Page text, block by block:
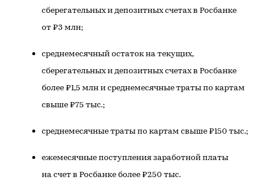
сберегательных и депозитных счетах в Росбанке
от ₽3 млн;
среднемесячный остаток на текущих,
сберегательных и депозитных счетах в Росбанке
более ₽1,5 млн и среднемесячные траты по картам
свыше ₽75 тыс.;
среднемесячные траты по картам свыше ₽150 тыс.;
ежемесячные поступления заработной платы
на счет в Росбанке более ₽250 тыс.